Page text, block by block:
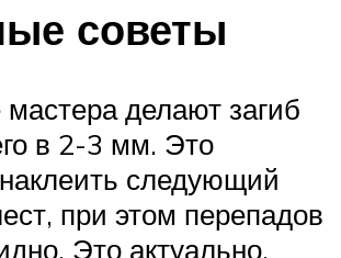
советы
делают загиб
в 2-3 мм. Это
следующий
при этом перепадов
Это актуально,